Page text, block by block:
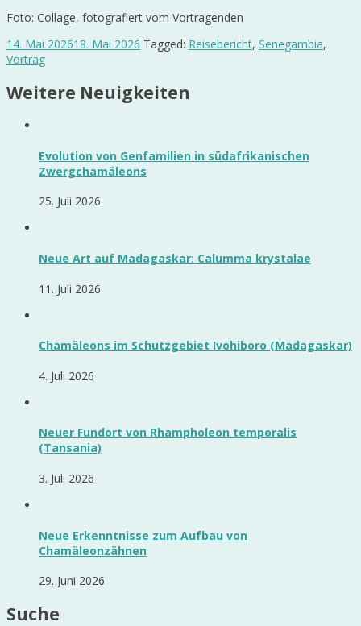
Foto: Collage, fotografiert vom Vortragenden
14. Mai 202618. Mai 2026 Tagged: Reisebericht, Senegambia,
Vortrag
Weitere Neuigkeiten
Evolution von Genfamilien in südafrikanischen
Zwergchamäleons
25. Juli 2026
Neue Art auf Madagaskar: Calumma krystalae
11. Juli 2026
Chamäleons im Schutzgebiet Ivohiboro (Madagaskar)
4. Juli 2026
Neuer Fundort von Rhampholeon temporalis
(Tansania)
3. Juli 2026
Neue Erkenntnisse zum Aufbau von
Chamäleonzähnen
29. Juni 2026
Suche